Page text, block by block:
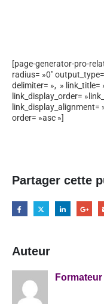
[page-generator-pro-
radius= »0″
delimiter= », » link_title=
link_display_order=
link_display_alignment=
order= »asc »]
Partager cette
Auteur